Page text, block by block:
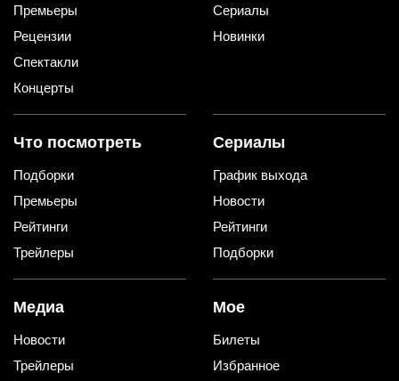
Премьеры
Рецензии
Спектакли
Концерты
Сериалы
Новинки
Что посмотреть
Подборки
Премьеры
Рейтинги
Трейлеры
Сериалы
График выхода
Новости
Рейтинги
Подборки
Медиа
Новости
Трейлеры
Мое
Билеты
Избранное